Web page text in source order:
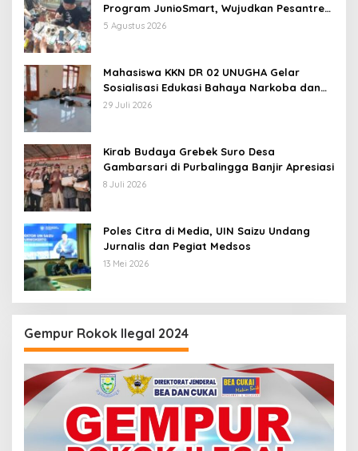
Program JunioSmart, Wujudkan Pesantren
Digital
5 Agustus 2026
Mahasiswa KKN DR 02 UNUGHA Gelar
Sosialisasi Edukasi Bahaya Narkoba dan
Tanggap Ular di Masjid Fathurrahman
29 Juli 2026
Kirab Budaya Grebek Suro Desa
Gambarsari di Purbalingga Banjir Apresiasi
8 Juli 2026
Poles Citra di Media, UIN Saizu Undang
Jurnalis dan Pegiat Medsos
13 Mei 2026
Gempur Rokok Ilegal 2024